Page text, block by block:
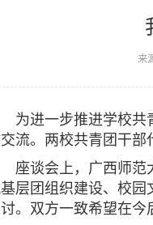
来
进一步推进学校共青
流。两校共青团干部
谈会上，广西师范大
层团组织建设、校
。双方一致希望在今